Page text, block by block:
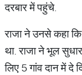
दरबार में पहुंचे.
राजा ने उनसे कहा
था. राजा ने भूल
लिए 5 गांव दान में दे